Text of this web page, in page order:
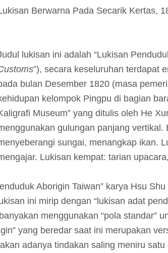
Berwarna Pada Secarik Kertas,
lukisan ini adalah “Lukisan
”), secara keseluruhan terdapat
bulan Desember 1820 (masa
kelompok Pingpu di bagian
Museum” yang ditulis oleh He
gulungan panjang
sungai, menangkap ikan.
Lukisan kempat: tarian
Aborigin Taiwan” karya Hsu
ini mirip dengan “lukisan adat
menggunakan “pola
yang beredar saat ini merupakan
adanya tindakan saling meniru